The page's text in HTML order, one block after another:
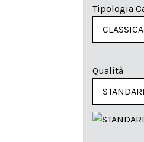
Tipologia
Qualità